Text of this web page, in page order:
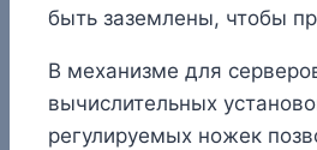
быть заземлены, чтобы
В механизме для
вычислительных
регулируемых ножек